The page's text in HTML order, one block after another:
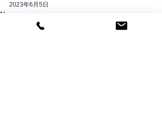
2023年6月5日
News